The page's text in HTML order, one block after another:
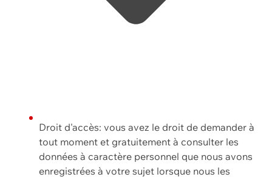
Droit d'accès: vous avez le droit de demander à
tout moment et gratuitement à consulter les
données à caractère personnel que nous avons
enregistrées à votre sujet lorsque nous les